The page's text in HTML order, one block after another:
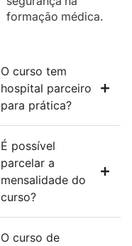
formação médica.
O curso tem
hospital parceiro
para prática?
É possível
parcelar a
mensalidade do
curso?
O curso de